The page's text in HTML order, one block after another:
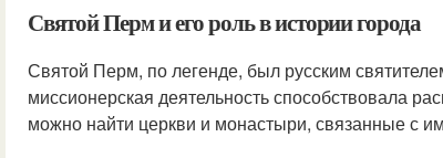
Святой Перм и его роль в истории города
Святой Перм, по легенде, был русским
миссионерская деятельность способствовала
можно найти церкви и монастыри, связанные с